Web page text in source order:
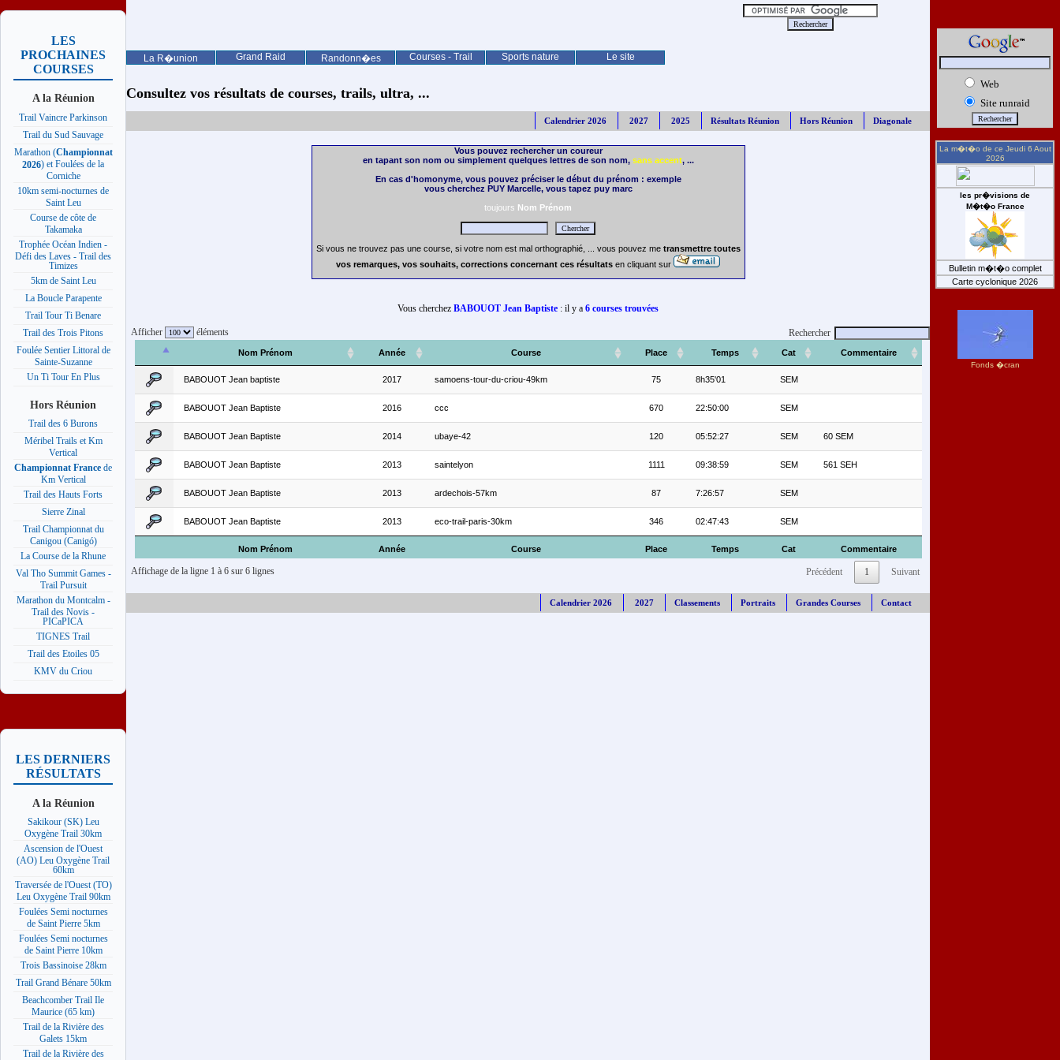
La R�union Grand Raid Randonn�es Courses - Trail Sports nature Le site
LES
PROCHAINES
COURSES
A la Réunion
Trail Vaincre Parkinson
Trail du Sud Sauvage
Marathon (Championnat
2026) et Foulées de la
Corniche
10km semi-nocturnes de
Saint Leu
Course de côte de
Takamaka
Trophée Océan Indien -
Défi des Laves - Trail des
Timizes
5km de Saint Leu
La Boucle Parapente
Trail Tour Ti Benare
Trail des Trois Pitons
Foulée Sentier Littoral de
Sainte-Suzanne
Un Ti Tour En Plus
Hors Réunion
Trail des 6 Burons
Méribel Trails et Km
Vertical
Championnat France de
Km Vertical
Trail des Hauts Forts
Sierre Zinal
Trail Championnat du
Canigou (Canigó)
La Course de la Rhune
Val Tho Summit Games -
Trail Pursuit
Marathon du Montcalm -
Trail des Novis -
PICaPICA
TIGNES Trail
Trail des Etoiles 05
KMV du Criou
LES DERNIERS
RÉSULTATS
A la Réunion
Sakikour (SK) Leu
Oxygène Trail 30km
Ascension de l'Ouest
(AO) Leu Oxygène Trail
60km
Traversée de l'Ouest (TO)
Leu Oxygène Trail 90km
Foulées Semi nocturnes
de Saint Pierre 5km
Foulées Semi nocturnes
de Saint Pierre 10km
Trois Bassinoise 28km
Trail Grand Bénare 50km
Beachcomber Trail Ile
Maurice (65 km)
Trail de la Rivière des
Galets 15km
Trail de la Rivière des
Consultez vos résultats de courses, trails, ultra, ...
Calendrier 2026 2027 2025 Résultats Réunion Hors Réunion Diagonale
Vous pouvez rechercher un coureur
en tapant son nom ou simplement quelques lettres de son nom, sans accent, ...
En cas d'homonyme, vous pouvez préciser le début du prénom : exemple
vous cherchez PUY Marcelle, vous tapez puy marc
toujours Nom Prénom
Si vous ne trouvez pas une course, si votre nom est mal orthographié, ... vous pouvez me transmettre toutes
vos remarques, vos souhaits, corrections concernant ces résultats en cliquant sur
Vous cherchez BABOUOT Jean Baptiste : il y a 6 courses trouvées
Afficher éléments Rechercher
Nom Prénom Année Course Place Temps Cat Commentaire
Nom Prénom Année Course Place Temps Cat Commentaire
BABOUOT Jean baptiste 2017 samoens-tour-du-criou-49km 75 8h35'01 SEM
BABOUOT Jean Baptiste 2016 ccc 670 22:50:00 SEM
BABOUOT Jean Baptiste 2014 ubaye-42 120 05:52:27 SEM 60 SEM
BABOUOT Jean Baptiste 2013 saintelyon 1111 09:38:59 SEM 561 SEH
BABOUOT Jean Baptiste 2013 ardechois-57km 87 7:26:57 SEM
BABOUOT Jean Baptiste 2013 eco-trail-paris-30km 346 02:47:43 SEM
Affichage de la ligne 1 à 6 sur 6 lignes Précédent 1 Suivant
Calendrier 2026 2027 Classements Portraits Grandes Courses Contact
Web
Site runraid
La m�t�o de ce Jeudi 6 Aout
2026
les pr�visions de
M�t�o France
Bulletin m�t�o complet
Carte cyclonique 2026
Fonds �cran